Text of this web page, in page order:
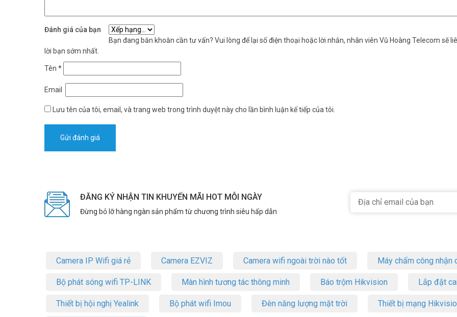
Đánh giá của bạn
Bạn đang băn khoăn cần tư vấn? Vui lòng để lại số điện thoại hoặc lời nhắn, nhân viên Vũ Hoàng Telecom sẽ
lời bạn sớm nhất.
Tên *
Email
Lưu tên của tôi, email, và trang web trong trình duyệt này cho lần bình luận kế tiếp của tôi.
ĐĂNG KÝ NHẬN TIN KHUYẾN MÃI HOT MỖI NGÀY
Đừng bỏ lỡ hàng ngàn sản phẩm từ chương trình siêu hấp dẫn
Camera IP Wifi giá rẻ Camera EZVIZ Camera wifi ngoài trời nào tốt Máy chấm công nhận
Bộ phát sóng wifi TP-LINK Màn hình tương tác thông minh Báo trộm Hikvision Lắp đặt
Thiết bị hội nghị Yealink Bộ phát wifi Imou Đèn năng lượng mặt trời Thiết bị mạng